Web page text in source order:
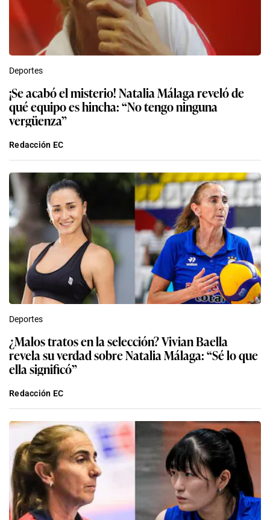
Deportes
¡Se acabó el misterio! Natalia Málaga reveló de
qué equipo es hincha: “No tengo ninguna
vergüenza”
Redacción EC
Deportes
¿Malos tratos en la selección? Vivian Baella
revela su verdad sobre Natalia Málaga: “Sé lo que
ella significó”
Redacción EC